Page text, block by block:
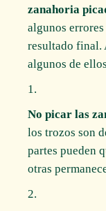
zanahoria
algunos
resultado final.
algunos de
No picar las
los trozos son
partes pueden
otras